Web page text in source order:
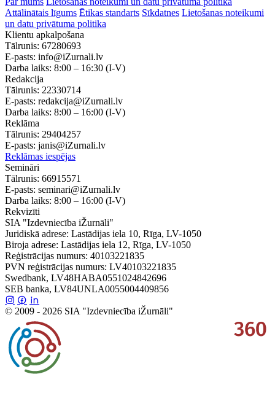
Attālinātais līgums Ētikas standarts Sīkdatnes Lietošanas noteikumi
un datu privātuma politika
Klientu apkalpošana
Tālrunis: 67280693
E-pasts: info@iZurnali.lv
Darba laiks: 8:00 – 16:30 (I-V)
Redakcija
Tālrunis: 22330714
E-pasts: redakcija@iZurnali.lv
Darba laiks: 8:00 – 16:00 (I-V)
Reklāma
Tālrunis: 29404257
E-pasts: janis@iZurnali.lv
Reklāmas iespējas
Semināri
Tālrunis: 66915571
E-pasts: seminari@iZurnali.lv
Darba laiks: 8:00 – 16:00 (I-V)
Rekvizīti
SIA "Izdevniecība iŽurnāli"
Juridiskā adrese: Lastādijas iela 10, Rīga, LV-1050
Biroja adrese: Lastādijas iela 12, Rīga, LV-1050
Reģistrācijas numurs: 40103221835
PVN reģistrācijas numurs: LV40103221835
Swedbank, LV48HABA0551024842696
SEB banka, LV84UNLA0055004409856
© 2009 - 2026 SIA "Izdevniecība iŽurnāli"